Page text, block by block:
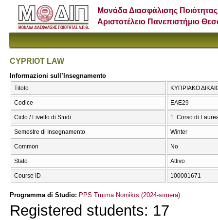
Μονάδα Διασφάλισης Ποιότητας
Αριστοτέλειο Πανεπιστήμιο
CYPRIOT LAW
Informazioni sull’Insegnamento
Titolo ΚΥΠΡΙΑΚΟ
Codice ΕΛΕ29
Ciclo / Livello di Studi 1. Corso di
Semestre di Insegnamento Winter
Common No
Stato Attivo
Course ID 100001671
Programma di Studio: PPS Tmīma Nomikīs (2024-sīmera)
Registered students: 17